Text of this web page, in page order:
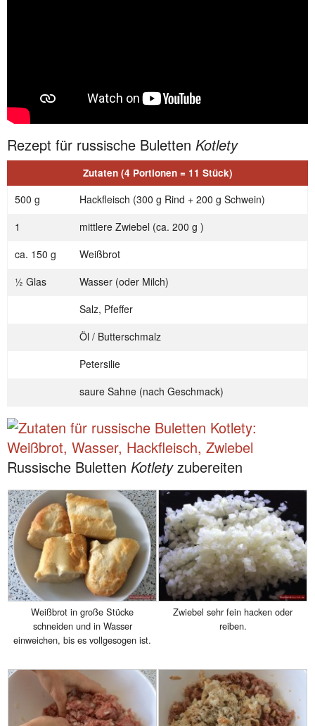
Rezept für russische Buletten Kotlety
Zutaten (4 Portionen = 11 Stück)
500 g
Hackfleisch (300 g Rind + 200 g Schwein)
1
mittlere Zwiebel (ca. 200 g )
ca. 150 g
Weißbrot
½ Glas
Wasser (oder Milch)
Salz, Pfeffer
Öl / Butterschmalz
Petersilie
saure Sahne (nach Geschmack)
Russische Buletten Kotletyzubereiten
Weißbrot in große Stücke
schneiden und in Wasser
einweichen, bis es vollgesogen ist.
Zwiebel sehr fein hacken oder
reiben.